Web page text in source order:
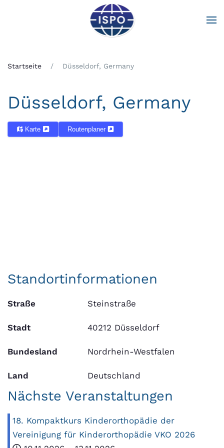
Zum Hauptinhalt springen
Startseite Düsseldorf, Germany
Düsseldorf, Germany
Karte Routenplaner
Standortinformationen
Straße Steinstraße
Stadt 40212 Düsseldorf
Bundesland Nordrhein-Westfalen
Land Deutschland
Nächste Veranstaltungen
18. Kompaktkurs Kinderorthopädie der
Vereinigung für Kinderorthopädie VKO 2026